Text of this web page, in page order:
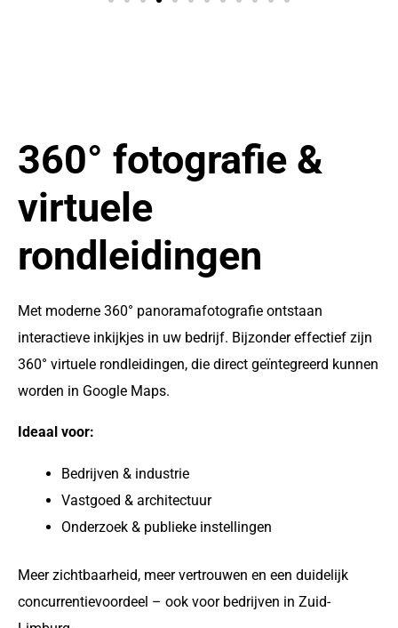
360° fotografie &
virtuele
rondleidingen
Met moderne 360° panoramafotografie ontstaan
interactieve inkijkjes in uw bedrijf. Bijzonder effectief zijn
360° virtuele rondleidingen, die direct geïntegreerd kunnen
worden in Google Maps.
Ideaal voor:
Bedrijven & industrie
Vastgoed & architectuur
Onderzoek & publieke instellingen
Meer zichtbaarheid, meer vertrouwen en een duidelijk
concurrentievoordeel – ook voor bedrijven in Zuid-